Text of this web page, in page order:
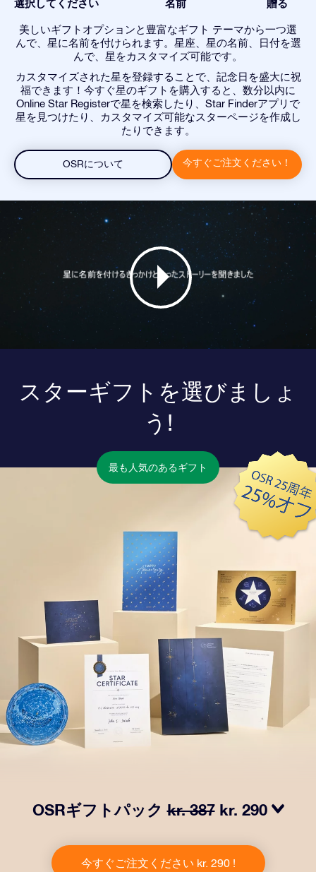
選択してください 名前 贈る
美しいギフトオプションと豊富なギフト テーマから一つ選
んで、星に名前を付けられます。星座、星の名前、日付を選
んで、星をカスタマイズ可能です。
カスタマイズされた星を登録することで、記念日を盛大に祝
福できます！今すぐ星のギフトを購入すると、数分以内に
Online Star Registerで星を検索したり、Star Finderアプリで
星を見つけたり、カスタマイズ可能なスターページを作成し
たりできます。
OSRについて 今すぐご注文ください！
スターギフトを選びましょ
う!
最も人気のあるギフト
OSRギフトパックkr. 387 kr. 290
所に送付される美しい封筒とカスタマイズされたドキュ
メント、デジタルドキュメントが含まれている他、弊社
今すぐご注文ください kr. 290 !